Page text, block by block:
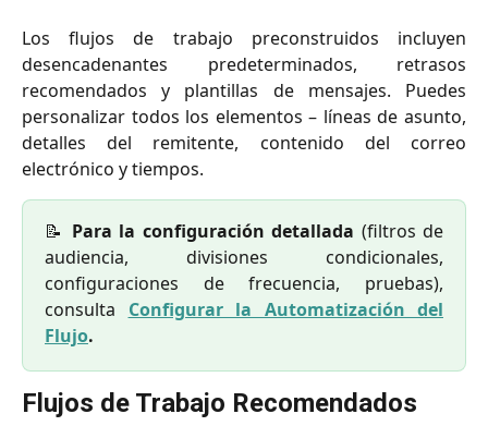
Los flujos de trabajo preconstruidos incluyen
desencadenantes predeterminados, retrasos
recomendados y plantillas de mensajes. Puedes
personalizar todos los elementos – líneas de asunto,
detalles del remitente, contenido del correo
electrónico y tiempos.
📝 Para la configuración detallada (filtros de
audiencia, divisiones condicionales,
configuraciones de frecuencia, pruebas),
consulta
Configurar la Automatización del
Flujo.
Flujos de Trabajo Recomendados